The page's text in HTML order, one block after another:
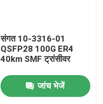
संगत 10-3316-01
QSFP28 100G ER4
40km SMF ट्रांसीवर
जांच भेजें